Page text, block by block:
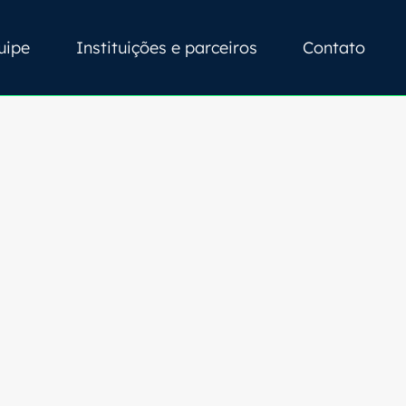
Instituições e parceiros Contato